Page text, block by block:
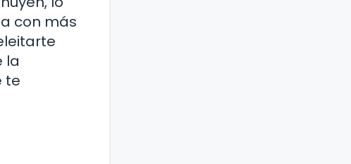
con más
la
te